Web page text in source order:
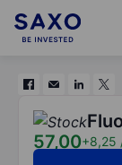
57,00+8,25